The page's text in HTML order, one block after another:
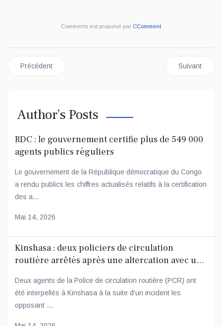
Comments est propulsé par CComment
Article précédent : ECONOMIE/ ZLECAF : NOUVEAUX
Précédent Article
Suivant
Author’s Posts
RDC : le gouvernement certifie plus de 549 000
agents publics réguliers
Le gouvernement de la République démocratique du Congo
a rendu publics les chiffres actualisés relatifs à la certification
des a...
Mai 14, 2026
Kinshasa : deux policiers de circulation
routière arrêtés après une altercation avec un
Deux agents de la Police de circulation routière (PCR) ont
été interpellés à Kinshasa à la suite d’un incident les
opposant ...